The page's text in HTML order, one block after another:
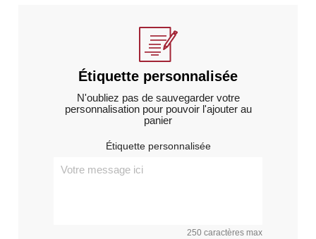
Étiquette personnalisée
N'oubliez pas de sauvegarder votre
personnalisation pour pouvoir l'ajouter au
panier
Étiquette personnalisée
250 caractères max